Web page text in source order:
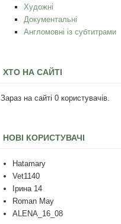
Художні
Документальні
Англомовні із субтитрами
ХТО НА САЙТІ
Зараз на сайті 0 користувачів.
НОВІ КОРИСТУВАЧІ
Hatamary
Vet1140
Ірина 14
Roman May
ALENA_16_08